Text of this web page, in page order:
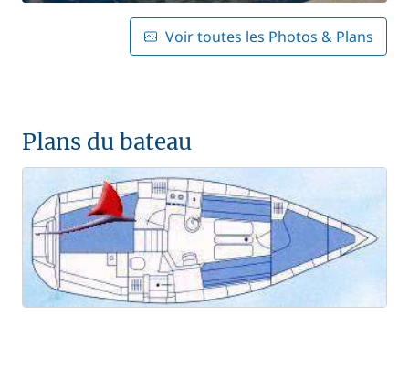
Voir toutes les Photos & Plans
Plans du bateau